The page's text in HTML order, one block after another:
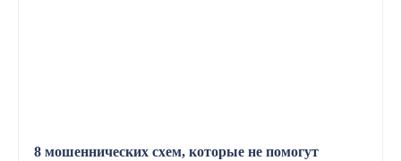
8 мошеннических схем, которые не помогут